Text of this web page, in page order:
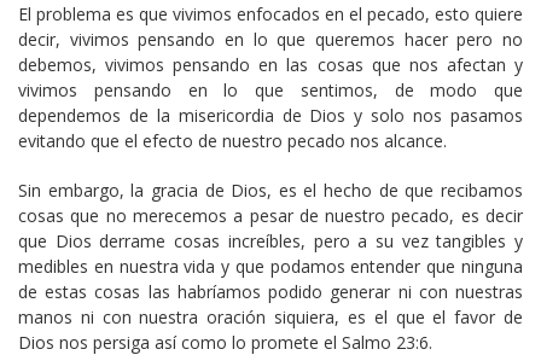
El problema es que vivimos enfocados en el pecado, esto quiere
decir, vivimos pensando en lo que queremos hacer pero no
debemos, vivimos pensando en las cosas que nos afectan y
vivimos pensando en lo que sentimos, de modo que
dependemos de la misericordia de Dios y solo nos pasamos
evitando que el efecto de nuestro pecado nos alcance.
Sin embargo, la gracia de Dios, es el hecho de que recibamos
cosas que no merecemos a pesar de nuestro pecado, es decir
que Dios derrame cosas increíbles, pero a su vez tangibles y
medibles en nuestra vida y que podamos entender que ninguna
de estas cosas las habríamos podido generar ni con nuestras
manos ni con nuestra oración siquiera, es el que el favor de
Dios nos persiga así como lo promete el Salmo 23:6.